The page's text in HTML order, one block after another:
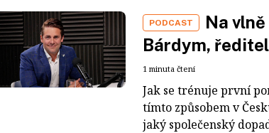
PODCAST
Na
Bárdym,
1 minuta čtení
Jak se trénuje první
tímto způsobem v
jaký společenský